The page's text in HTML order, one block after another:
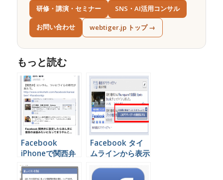
研修・講演・セミナー SNS・AI活用コンサル
お問い合わせ webtiger.jp トップ →
もっと読む
Facebook
iPhoneで関西弁
の設定をする方法
Facebook タイ
ムラインから表示
ティビティを消す